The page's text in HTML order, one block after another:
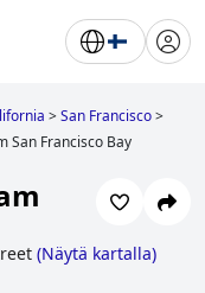
>San Francisco>
San Francisco Bay
(Näytä kartalla)